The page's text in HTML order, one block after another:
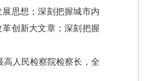
思想；深刻把握城市内
创新大文章；深刻把握
人民检察院检察长，全